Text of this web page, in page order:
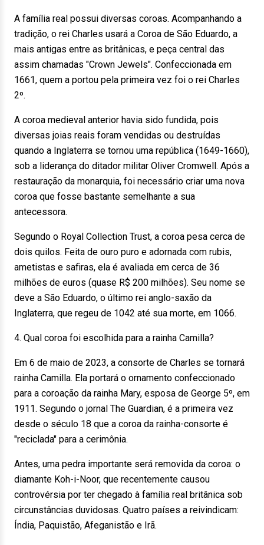
A família real possui diversas coroas. Acompanhando a
tradição, o rei Charles usará a Coroa de São Eduardo, a
mais antigas entre as britânicas, e peça central das
assim chamadas "Crown Jewels". Confeccionada em
1661, quem a portou pela primeira vez foi o rei Charles
2º.
A coroa medieval anterior havia sido fundida, pois
diversas joias reais foram vendidas ou destruídas
quando a Inglaterra se tornou uma república (1649-1660),
sob a liderança do ditador militar Oliver Cromwell. Após a
restauração da monarquia, foi necessário criar uma nova
coroa que fosse bastante semelhante a sua
antecessora.
Segundo o Royal Collection Trust, a coroa pesa cerca de
dois quilos. Feita de ouro puro e adornada com rubis,
ametistas e safiras, ela é avaliada em cerca de 36
milhões de euros (quase R$ 200 milhões). Seu nome se
deve a São Eduardo, o último rei anglo-saxão da
Inglaterra, que regeu de 1042 até sua morte, em 1066.
4. Qual coroa foi escolhida para a rainha Camilla?
Em 6 de maio de 2023, a consorte de Charles se tornará
rainha Camilla. Ela portará o ornamento confeccionado
para a coroação da rainha Mary, esposa de George 5º, em
1911. Segundo o jornal The Guardian, é a primeira vez
desde o século 18 que a coroa da rainha-consorte é
"reciclada" para a cerimônia.
Antes, uma pedra importante será removida da coroa: o
diamante Koh-i-Noor, que recentemente causou
controvérsia por ter chegado à família real britânica sob
circunstâncias duvidosas. Quatro países a reivindicam:
Índia, Paquistão, Afeganistão e Irã.